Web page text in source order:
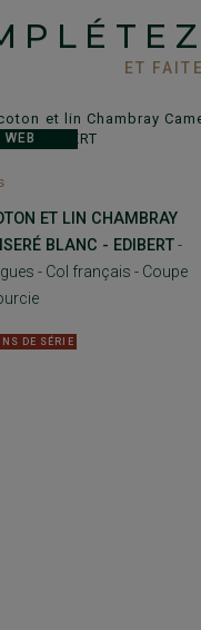
ET
ET LIN CHAMBRAY
BLANC - EDIBERT-
- Col français - Coupe
DE SÉRIE